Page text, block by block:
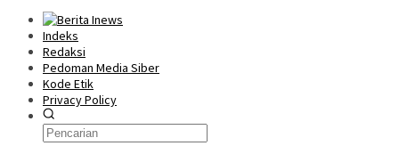
Indeks
Redaksi
Pedoman Media Siber
Kode Etik
Privacy Policy